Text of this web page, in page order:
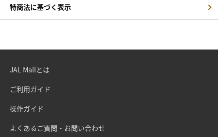
特商法に基づく表示
JAL Mallとは
ご利用ガイド
操作ガイド
よくあるご質問・お問い合わせ